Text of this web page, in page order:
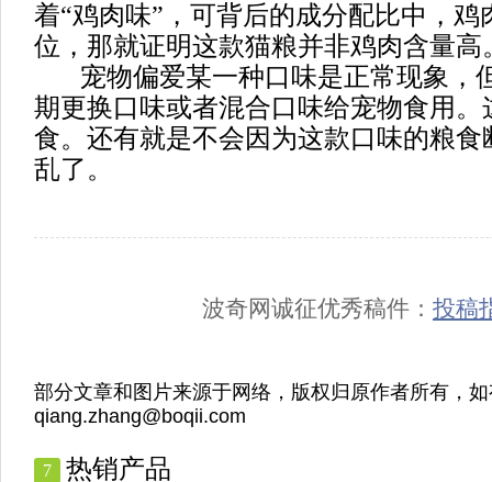
着“鸡肉味”，可背后的成分配比中，鸡
位，那就证明这款猫粮并非鸡肉含量高
宠物偏爱某一种口味是正常现象，
期更换口味或者混合口味给宠物食用。
食。还有就是不会因为这款口味的粮食
乱了。
波奇网诚征优秀稿件： 投稿
部分文章和图片来源于网络，版权归原作者所有，
qiang.zhang@boqii.com
7 热销产品